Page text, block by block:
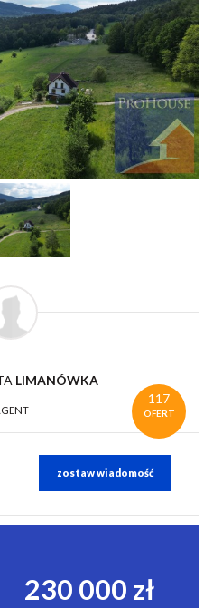
117
OFERT
LIMANÓWKA
zostaw wiadomość
230 000 zł